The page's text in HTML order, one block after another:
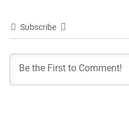
Subscribe